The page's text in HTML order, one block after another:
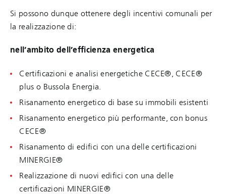
Si possono dunque ottenere degli incentivi comunali per
la realizzazione di:
nell’ambito dell’efficienza energetica
Certificazioni e analisi energetiche CECE®, CECE®
plus o Bussola Energia.
Risanamento energetico di base su immobili esistenti
Risanamento energetico più performante, con bonus
CECE®
Risanamento di edifici con una delle certificazioni
MINERGIE®
Realizzazione di nuovi edifici con una delle
certificazioni MINERGIE®